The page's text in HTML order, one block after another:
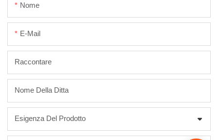
Nome
E-Mail
Raccontare
Nome Della Ditta
Esigenza Del Prodotto